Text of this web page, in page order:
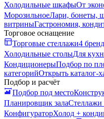
Холодильные шкафыОт
МорозильноеЛари, бонеты,
витриныГастрономия,
Торговое оснащение
Торговые стеллажи4
Холодильные столыДля
КондиционерыПодбор по
категорийОткрыть каталог-
Подбор и расчёт
Подбор под место
Планировщик залаСтеллажи
КонфигураторХолод +